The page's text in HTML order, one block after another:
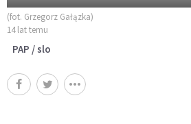
(fot. Grzegorz Gałązka)
14 lat temu
PAP / slo